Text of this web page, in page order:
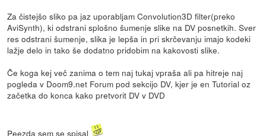
Za čistejšo sliko pa jaz uporabljam Convolution3D filter(preko
AviSynth), ki odstrani splošno šumenje slike na DV posnetkih. Sver
res odstrani šumenje, slika je lepša in pri skrčevanju imajo kodeki
lažje delo in tako še dodatno pridobim na kakovosti slike.
Če koga kej več zanima o tem naj tukaj vpraša ali pa hitreje naj
pogleda v Doom9.net Forum pod sekcijo DV, kjer je en Tutorial oz
začetka do konca kako pretvorit DV v DVD
Peezda sem se spisal